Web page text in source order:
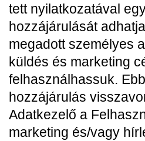
tett nyilatkozatával
hozzájárulását
megadott személyes
küldés és marketing
felhasználhassuk.
hozzájárulás
Adatkezelő a
marketing és/vagy